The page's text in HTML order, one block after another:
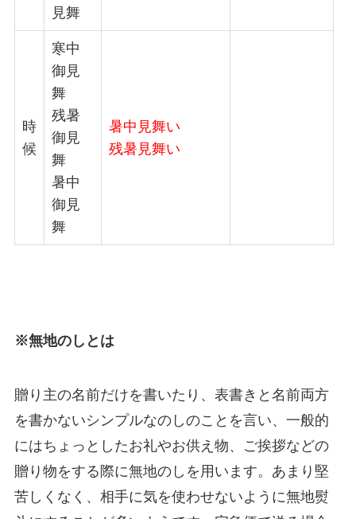
見舞
時
候
寒中
御見
舞
残暑
御見
舞
暑中
御見
舞
暑中見舞い
残暑見舞い
※無地のしとは
贈り主の名前だけを書いたり、表書きと名前両方
を書かないシンプルなのしのことを言い、一般的
にはちょっとしたお礼やお供え物、ご挨拶などの
贈り物をする際に無地のしを用います。あまり堅
苦しくなく、相手に気を使わせないように無地熨